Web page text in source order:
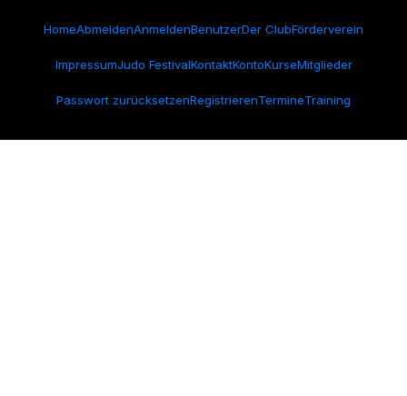
HomeAbmeldenAnmeldenBenutzerDer ClubFörderverein
ImpressumJudo FestivalKontaktKontoKurseMitglieder
Passwort zurücksetzenRegistrierenTermineTraining